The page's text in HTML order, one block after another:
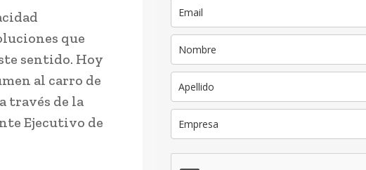
que
sentido. Hoy
al carro de
través de la
Ejecutivo de